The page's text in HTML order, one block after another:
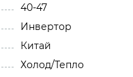
40-47
Инвертор
Китай
Холод/Тепло